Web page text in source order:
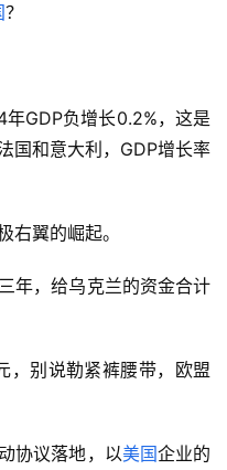
？
GDP负增长0.2%，这是
国和意大利，GDP增长率
右翼的崛起。
年，给乌克兰的资金合计
，别说勒紧裤腰带，欧盟
协议落地，以美国企业的